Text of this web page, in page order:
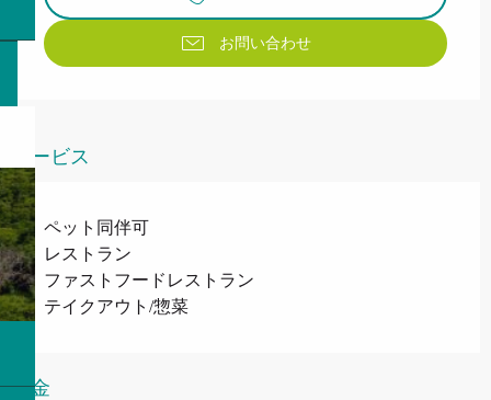
お問い合わせ
サービス
ペット同伴可
レストラン
ファストフードレストラン
テイクアウト/惣菜
料金